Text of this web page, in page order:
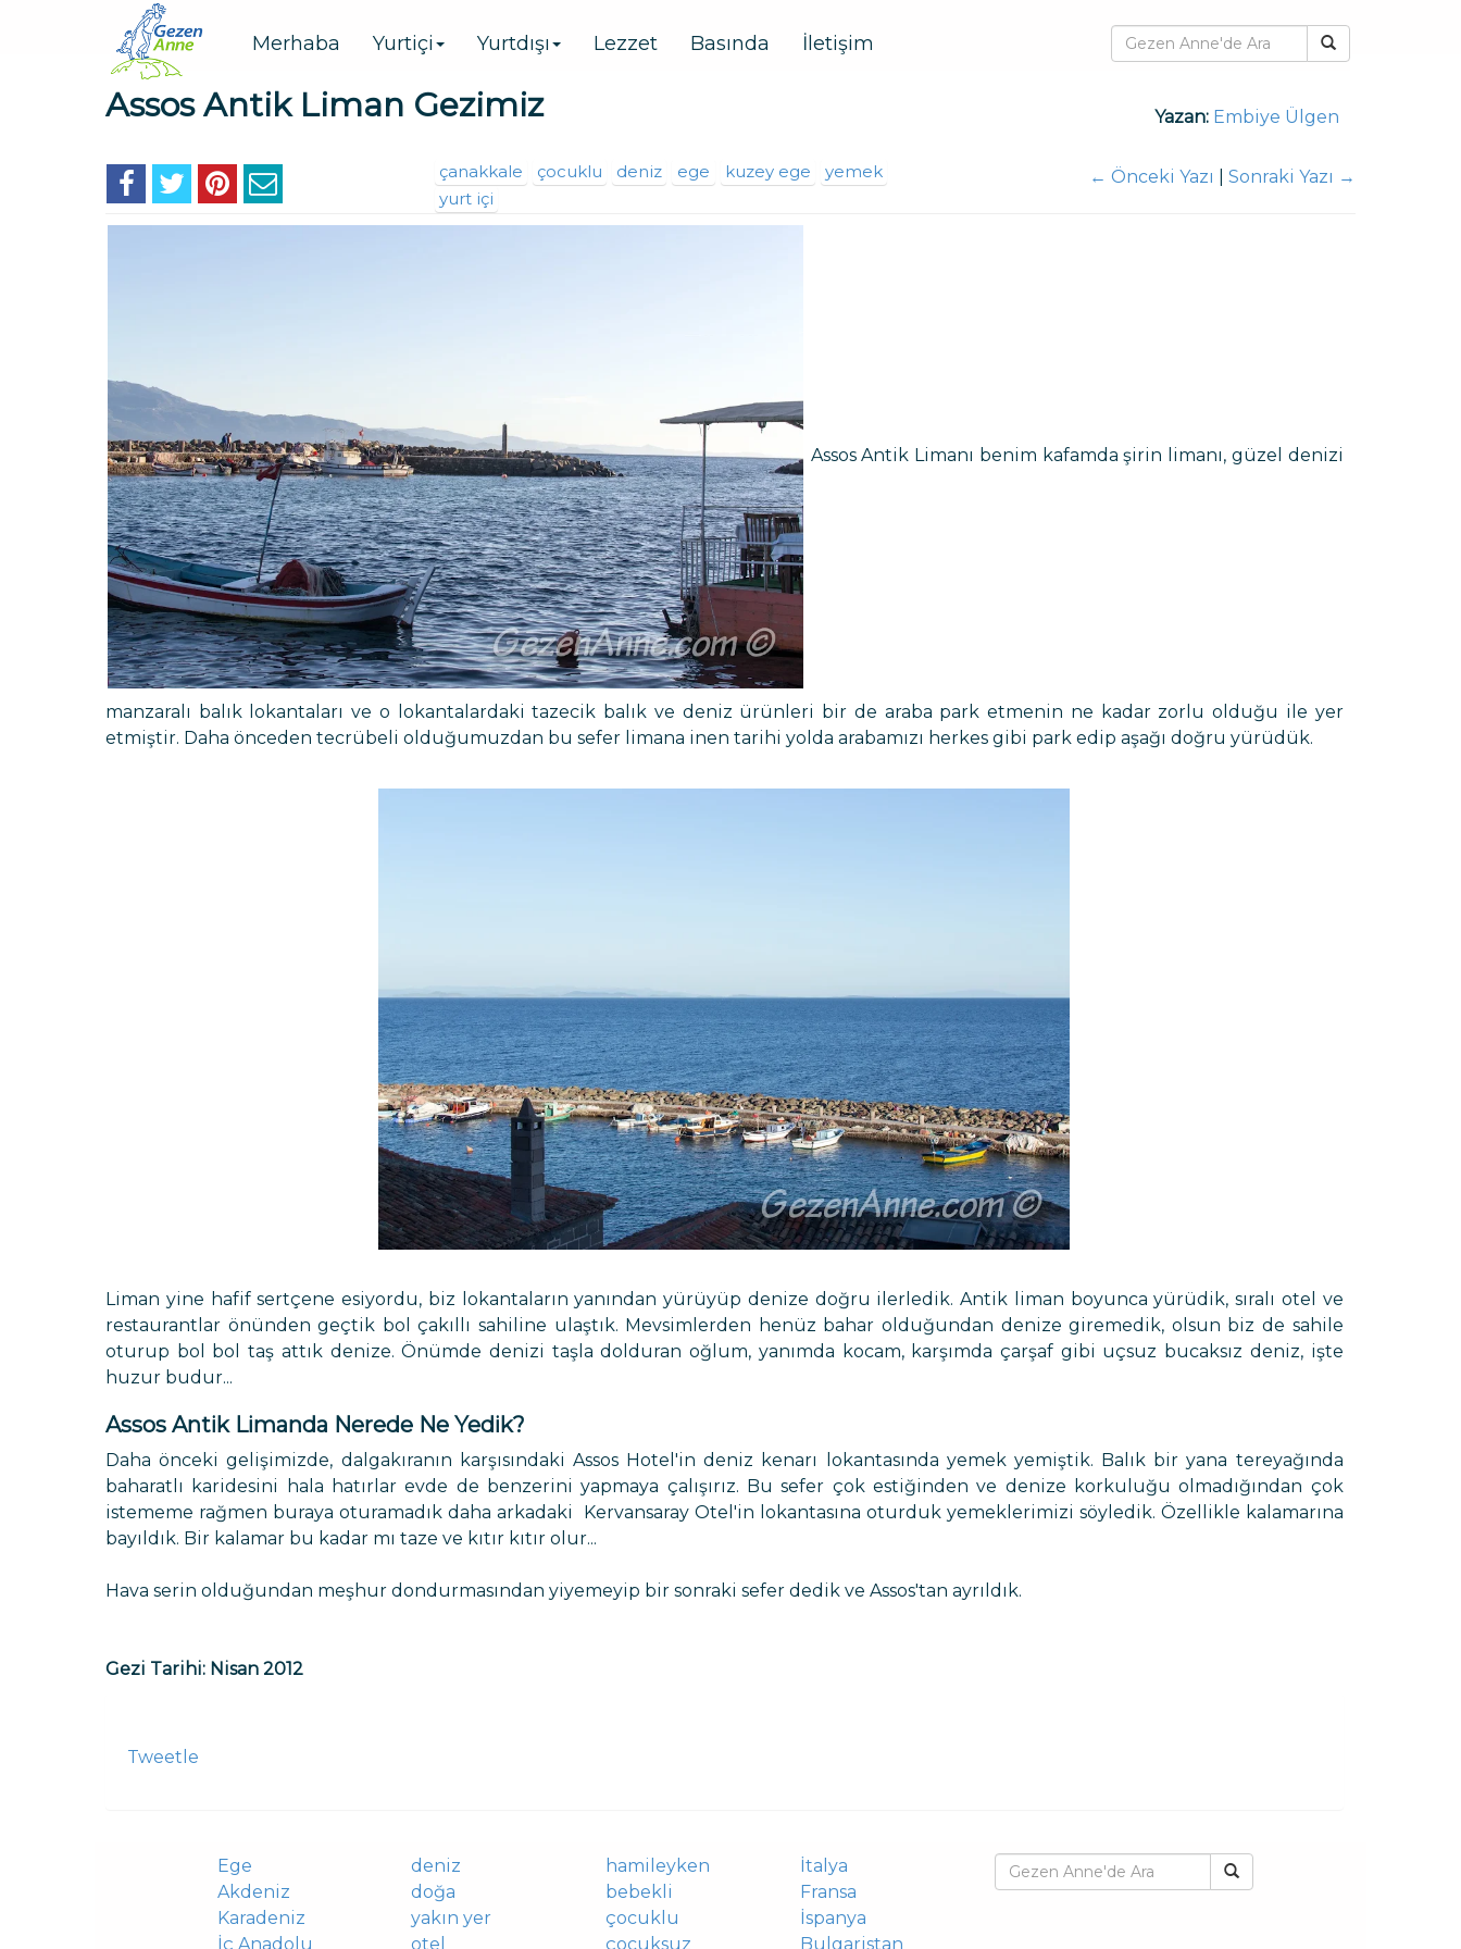
Merhaba Yurtiçi Yurtdışı Lezzet Basında İletişim
Assos Antik Liman Gezimiz Yazan: Embiye Ülgen
çanakkale çocuklu deniz ege kuzey ege
yemek
yurt içi
← Önceki Yazı Sonraki Yazı →
Assos Antik Limanı benim kafamda şirin limanı, güzel denizi
manzaralı balık lokantaları ve o lokantalardaki tazecik balık ve deniz ürünleri bir de araba park etmenin ne kadar zorlu olduğu ile yer
etmiştir. Daha önceden tecrübeli olduğumuzdan bu sefer limana inen tarihi yolda arabamızı herkes gibi park edip aşağı doğru yürüdük.
Liman yine hafif sertçene esiyordu, biz lokantaların yanından yürüyüp denize doğru ilerledik. Antik liman boyunca yürüdik, sıralı otel ve
restaurantlar önünden geçtik bol çakıllı sahiline ulaştık. Mevsimlerden henüz bahar olduğundan denize giremedik, olsun biz de sahile
oturup bol bol taş attık denize. Önümde denizi taşla dolduran oğlum, yanımda kocam, karşımda çarşaf gibi uçsuz bucaksız deniz, işte
huzur budur...
Assos Antik Limanda Nerede Ne Yedik?
Daha önceki gelişimizde, dalgakıranın karşısındaki Assos Hotel'in deniz kenarı lokantasında yemek yemiştik. Balık bir yana tereyağında
baharatlı karidesini hala hatırlar evde de benzerini yapmaya çalışırız. Bu sefer çok estiğinden ve denize korkuluğu olmadığından çok
istememe rağmen buraya oturamadık daha arkadaki Kervansaray Otel'in lokantasına oturduk yemeklerimizi söyledik. Özellikle kalamarına
bayıldık. Bir kalamar bu kadar mı taze ve kıtır kıtır olur...
Hava serin olduğundan meşhur dondurmasından yiyemeyip bir sonraki sefer dedik ve Assos'tan ayrıldık.
Gezi Tarihi: Nisan 2012
Tweetle
Ege
Akdeniz
Karadeniz
İç Anadolu
deniz
doğa
yakın yer
otel
hamileyken
bebekli
çocuklu
çocuksuz
İtalya
Fransa
İspanya
Bulgaristan